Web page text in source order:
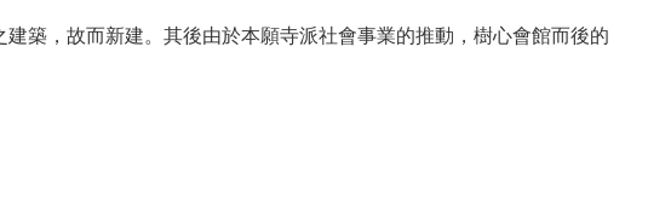
築，故而新建。其後由於本願寺派社會事業的推動，樹心會館而後的